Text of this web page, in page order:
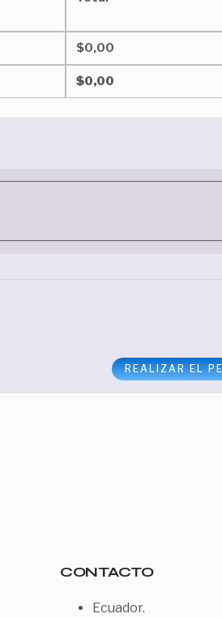
$0,00
$0,00
REALIZAR EL
CONTACTO
Ecuador.